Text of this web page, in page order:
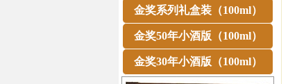
金奖系列礼盒装（100ml）
金奖50年小酒版（100ml）
金奖30年小酒版（100ml）